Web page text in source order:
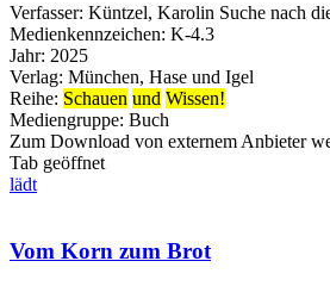
Verfasser: Küntzel, Karolin Suche nach
Medienkennzeichen: K-4.3
Jahr: 2025
Verlag: München, Hase und Igel
Reihe: Schauen und Wissen!
Mediengruppe: Buch
Zum Download von externem Anbieter
Tab geöffnet
lädt
Vom Korn zum Brot